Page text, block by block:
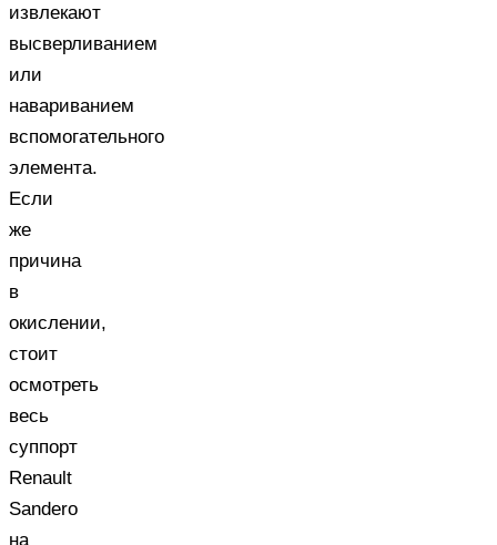
извлекают
высверливанием
или
навариванием
вспомогательного
элемента.
Если
же
причина
в
окислении,
стоит
осмотреть
весь
суппорт
Renault
Sandero
на